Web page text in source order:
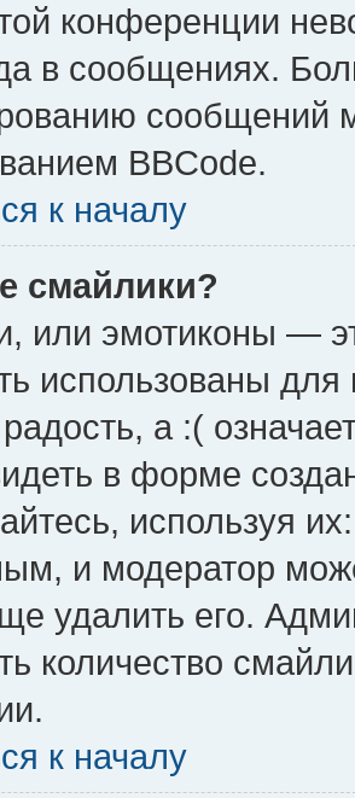
конференции
в сообщениях.
сообщений
BBCode.
к началу
смайлики?
или эмотиконы —
использованы
а :(
в форме
используя
и модератор
удалить его.
количество
к началу